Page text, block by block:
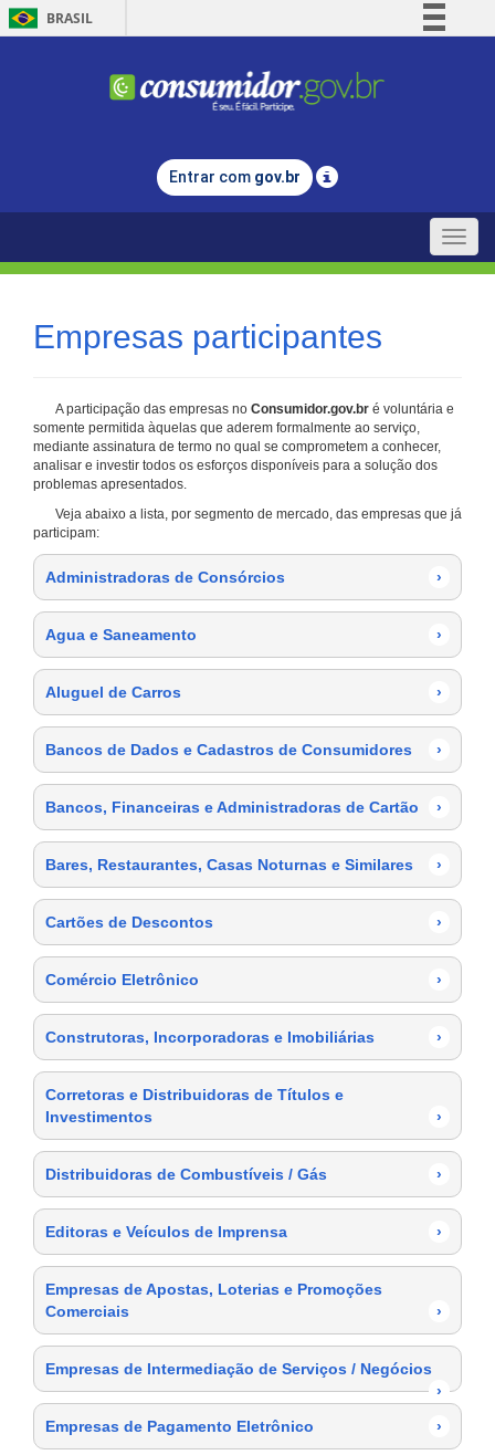
BRASIL
Comunica BR
Legislação
Entrar com gov.br
Toggle
Empresas participantes
A participação das empresas no Consumidor.gov.br é voluntária e
somente permitida àquelas que aderem formalmente ao serviço,
mediante assinatura de termo no qual se comprometem a conhecer,
analisar e investir todos os esforços disponíveis para a solução dos
problemas apresentados.
Veja abaixo a lista, por segmento de mercado, das empresas que já
participam:
Administradoras de Consórcios ›
Agua e Saneamento ›
Aluguel de Carros ›
Bancos de Dados e Cadastros de Consumidores ›
Bancos, Financeiras e Administradoras de Cartão ›
Bares, Restaurantes, Casas Noturnas e Similares ›
Cartões de Descontos ›
Comércio Eletrônico ›
Construtoras, Incorporadoras e Imobiliárias ›
Corretoras e Distribuidoras de Títulos e
Investimentos
›
Distribuidoras de Combustíveis / Gás ›
Editoras e Veículos de Imprensa ›
Empresas de Apostas, Loterias e Promoções
Comerciais
›
Empresas de Intermediação de Serviços / Negócios
›
Empresas de Pagamento Eletrônico
›